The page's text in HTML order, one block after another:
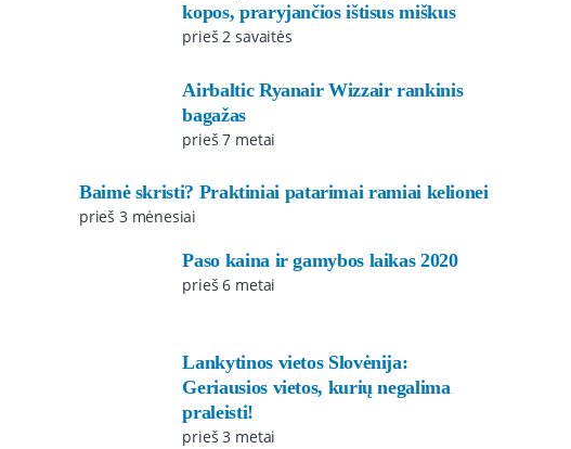
kopos, praryjančios ištisus miškus
prieš 2 savaitės
Airbaltic Ryanair Wizzair rankinis
bagažas
prieš 7 metai
Baimė skristi? Praktiniai patarimai ramiai kelionei
prieš 3 mėnesiai
Paso kaina ir gamybos laikas 2020
prieš 6 metai
Lankytinos vietos Slovėnija:
Geriausios vietos, kurių negalima
praleisti!
prieš 3 metai